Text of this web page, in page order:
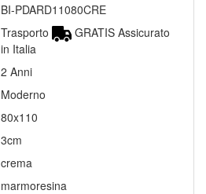
BI-PDARD11080CRE
Trasporto
GRATIS Assicurato
in Italia
2 Anni
Moderno
80x110
3cm
crema
marmoresina